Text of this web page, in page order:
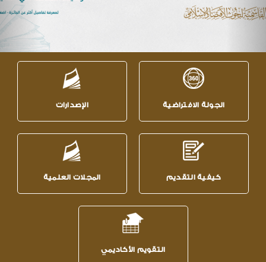
الجولة الافتراضية الإصدارات
كيفية التقديم المجلات العلمية
التقويم الأكاديمي